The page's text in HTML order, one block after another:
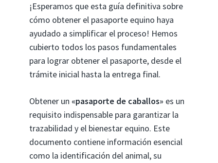
¡Esperamos que esta guía definitiva sobre
cómo obtener el pasaporte equino haya
ayudado a simplificar el proceso! Hemos
cubierto todos los pasos fundamentales
para lograr obtener el pasaporte, desde el
trámite inicial hasta la entrega final.
Obtener un «pasaporte de caballos» es un
requisito indispensable para garantizar la
trazabilidad y el bienestar equino. Este
documento contiene información esencial
como la identificación del animal, su